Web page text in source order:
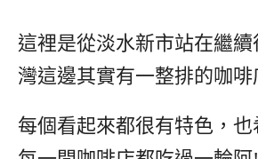
這裡是從淡水新市站在繼
灣這邊其實有一整排的咖啡
每個看起來都很有特色，